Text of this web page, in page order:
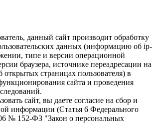
данный сайт производит обработку
данных (информацию об ip-
типе и версии операционной
браузера, источнике переадресации на
открытых страницах пользователя) в
сайта и проведения
сайт, вы даете согласие на сбор и
информации (Статья 6 Федерального
№ 152-ФЗ "Закон о персональных